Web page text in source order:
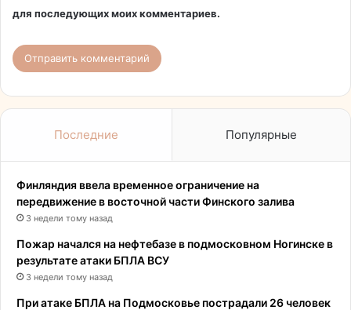
для последующих моих комментариев.
Последние Популярные
Финляндия ввела временное ограничение на
передвижение в восточной части Финского залива
3 недели тому назад
Пожар начался на нефтебазе в подмосковном Ногинске в
результате атаки БПЛА ВСУ
3 недели тому назад
При атаке БПЛА на Подмосковье пострадали 26 человек